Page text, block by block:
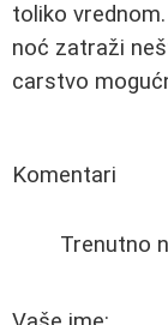
toliko
noć zatraži
carstvo
Komentari
Trenutno